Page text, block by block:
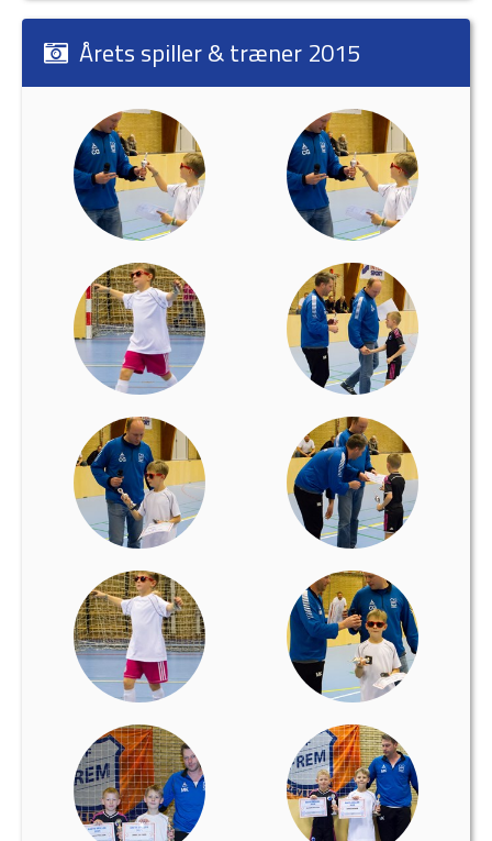
Årets spiller & træner 2015